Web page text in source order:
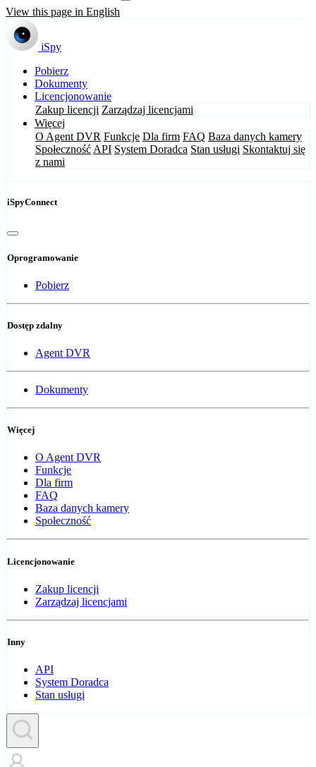
View this page in English
iSpy
Pobierz
Dokumenty
Licencjonowanie
Zakup licencji Zarządzaj licencjami
Więcej
O Agent DVR Funkcje Dla firm FAQ Baza danych kamery
Społeczność API System Doradca Stan usługi Skontaktuj się
z nami
iSpyConnect
Oprogramowanie
Pobierz
Dostęp zdalny
Agent DVR
Dokumenty
Więcej
O Agent DVR
Funkcje
Dla firm
FAQ
Baza danych kamery
Społeczność
Licencjonowanie
Zakup licencji
Zarządzaj licencjami
Inny
API
System Doradca
Stan usługi